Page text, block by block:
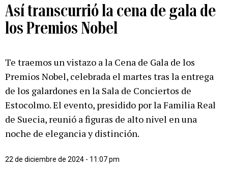
Así transcurrió la cena de gala de
los Premios Nobel
Te traemos un vistazo a la Cena de Gala de los
Premios Nobel, celebrada el martes tras la entrega
de los galardones en la Sala de Conciertos de
Estocolmo. El evento, presidido por la Familia Real
de Suecia, reunió a figuras de alto nivel en una
noche de elegancia y distinción.
22 de diciembre de 2024 - 11:07 pm